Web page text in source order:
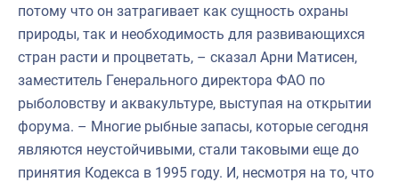
потому что он затрагивает как сущность охраны
природы, так и необходимость для развивающихся
стран расти и процветать, – сказал Арни Матисен,
заместитель Генерального директора ФАО по
рыболовству и аквакультуре, выступая на открытии
форума. – Многие рыбные запасы, которые сегодня
являются неустойчивыми, стали таковыми еще до
принятия Кодекса в 1995 году. И, несмотря на то, что